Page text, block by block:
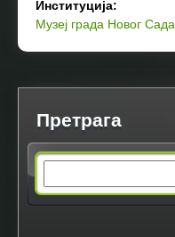
Институција:
Музеј града Новог Сада
Претрага